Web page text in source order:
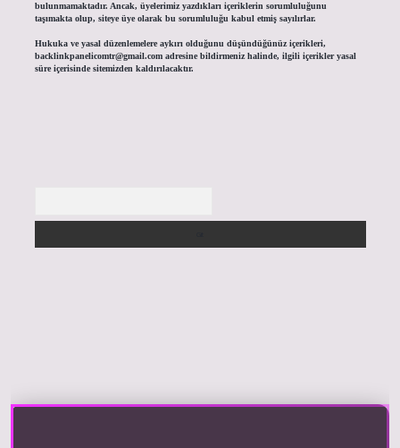
bulunmamaktadır. Ancak, üyelerimiz yazdıkları içeriklerin sorumluluğunu
taşımakta olup, siteye üye olarak bu sorumluluğu kabul etmiş sayılırlar.
Hukuka ve yasal düzenlemelere aykırı olduğunu düşündüğünüz içerikleri,
backlinkpanelicomtr@gmail.comadresine bildirmeniz halinde, ilgili içerikler yasal
süre içerisinde sitemizden kaldırılacaktır.